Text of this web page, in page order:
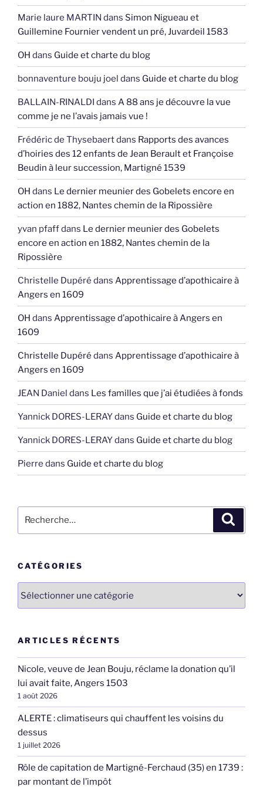
Marie laure MARTIN dans Simon Nigueau et
Guillemine Fournier vendent un pré, Juvardeil 1583
OH dans Guide et charte du blog
bonnaventure bouju joel dans Guide et charte du blog
BALLAIN-RINALDI dans A 88 ans je découvre la vue
comme je ne l’avais jamais vue !
Frédéric de Thysebaertdans Rapports des avances
d’hoiries des 12 enfants de Jean Berault et Françoise
Beudin à leur succession, Martigné 1539
OH dans Le dernier meunier des Gobelets encore en
action en 1882, Nantes chemin de la Ripossière
yvan pfaffdans Le dernier meunier des Gobelets
encore en action en 1882, Nantes chemin de la
Ripossière
Christelle Dupéré dans Apprentissage d’apothicaire à
Angers en 1609
OH dans Apprentissage d’apothicaire à Angers en
1609
Christelle Dupéré dans Apprentissage d’apothicaire à
Angers en 1609
JEAN Daniel dans Les familles que j’ai étudiées à fonds
Yannick DORES-LERAYdans Guide et charte du blog
Yannick DORES-LERAYdans Guide et charte du blog
Pierre dans Guide et charte du blog
pour
CATÉGORIES
ARTICLES RÉCENTS
Nicole, veuve de Jean Bouju, réclame la donation qu’il
lui avait faite, Angers 1503
1 août 2026
ALERTE : climatiseurs qui chauffent les voisins du
dessus
1 juillet 2026
Rôle de capitation de Martigné-Ferchaud (35) en 1739 :
par montant de l’impôt